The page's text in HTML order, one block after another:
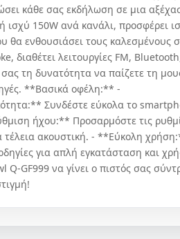
κάθε σας εκδήλωση σε μια
ισχύ 150W ανά κανάλι, προσφέρει
θα ενθουσιάσει τους καλεσμένους
διαθέτει λειτουργίες FM,
σας τη δυνατότητα να παίζετε τη
**Βασικά οφέλη:** -
Συνδέστε εύκολα το
ήχου:** Προσαρμόστε τις
τέλεια ακουστική. - **Εύκολη
για απλή εγκατάσταση και
Q-GF999 να γίνει ο πιστός σας